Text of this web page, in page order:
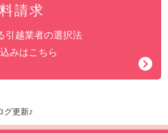
請求
引越業者の選択法
みはこちら
グ更新♪